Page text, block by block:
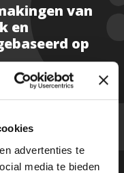
advertenties te
media te bieden
van
en
op